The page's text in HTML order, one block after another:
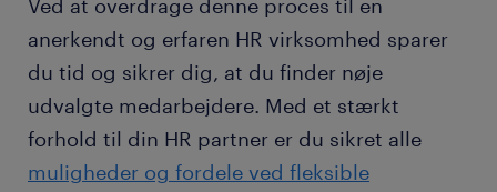
Ved at overdrage denne proces til en
anerkendt og erfaren HR virksomhed sparer
du tid og sikrer dig, at du finder nøje
udvalgte medarbejdere. Med et stærkt
forhold til din HR partner er du sikret alle
muligheder og fordele ved fleksible